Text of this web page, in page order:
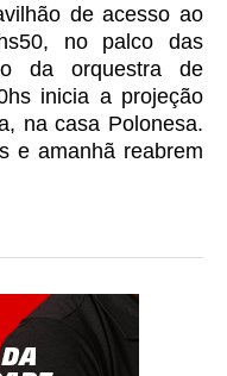
de acesso ao
no palco das
da orquestra de
inicia a projeção
na casa Polonesa.
e amanhã reabrem